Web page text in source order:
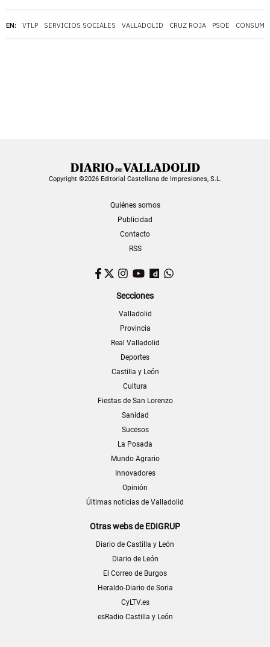
EN: VTLP SERVICIOS SOCIALES VALLADOLID CRUZ ROJA PSOE CONSUMO
Copyright ©2026 Editorial Castellana de Impresiones, S.L.
Quiénes somos
Publicidad
Contacto
RSS
Facebook
TwitterInstagram
YouTubeDailymotion
Secciones
Valladolid
Provincia
Real Valladolid
Deportes
Castilla y León
Cultura
Fiestas de San Lorenzo
Sanidad
Sucesos
La Posada
Mundo Agrario
Innovadores
Opinión
Últimas noticias de Valladolid
Otras webs de EDIGRUP
Diario de Castilla y León
Diario de León
El Correo de Burgos
Heraldo-Diario de Soria
CyLTV.es
esRadio Castilla y León